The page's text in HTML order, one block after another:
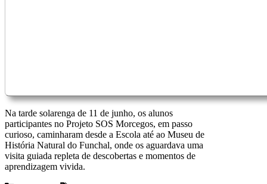
Na tarde solarenga de 11 de junho, os alunos
participantes no Projeto SOS Morcegos, em passo
curioso, caminharam desde a Escola até ao Museu de
História Natural do Funchal, onde os aguardava uma
visita guiada repleta de descobertas e momentos de
aprendizagem vivida.